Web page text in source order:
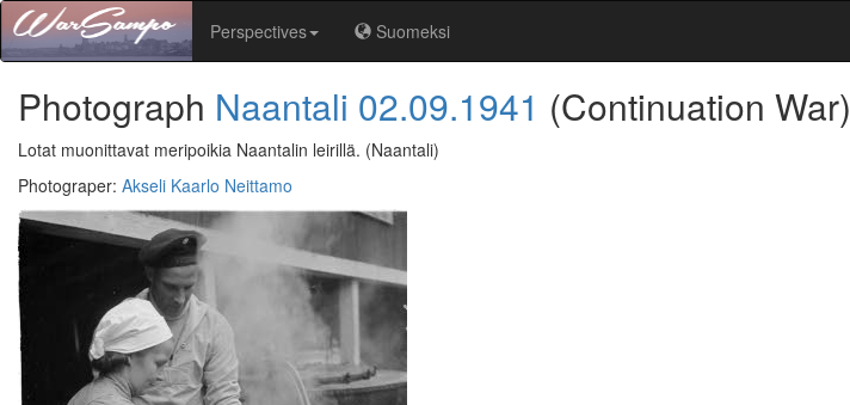
Perspectives Suomeksi
Photograph Naantali 02.09.1941 (Continuation War)
Lotat muonittavat meripoikia Naantalin leirillä. (Naantali)
Photograper: Akseli Kaarlo Neittamo